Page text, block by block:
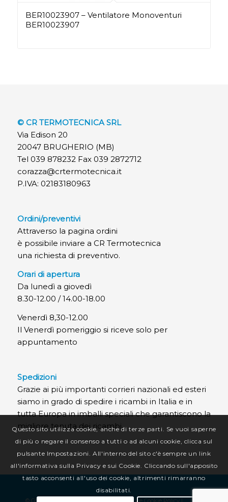
BER10023907 – Ventilatore Monoventuri
BER10023907
© CR TERMOTECNICA SRL
Via Edison 20
20047 BRUGHERIO (MB)
Tel 039 878232 Fax 039 2872712
corazza@crtermotecnica.it
P.IVA: 02183180963
Ordini/preventivi
Attraverso la pagina ordini
è possibile inviare a CR Termotecnica
una richiesta di preventivo.
Orari di apertura
Da lunedì a giovedì
8.30-12.00 / 14.00-18.00
Venerdì 8,30-12.00
Il Venerdì pomeriggio si riceve solo per
appuntamento
Spedizioni
Grazie ai più importanti corrieri nazionali ed esteri
siamo in grado di spedire i ricambi in Italia e in
tutta Europa in imballi speciali che garantiscono la
migliore tenuta dei ricambi.
Questo sito utilizza cookie, anche di terze parti. Se vuoi saperne
di più o negare il consenso a tutti o ad alcuni cookie, clicca sul
pulsante Impostazioni. All'interno del sito c'è sempre un link
all'informativa sulla Privacy e sui Cookie. Cliccando sull'apposito
tasto acconsenti all'uso dei cookie, altrimenti rimarranno
disabilitati.